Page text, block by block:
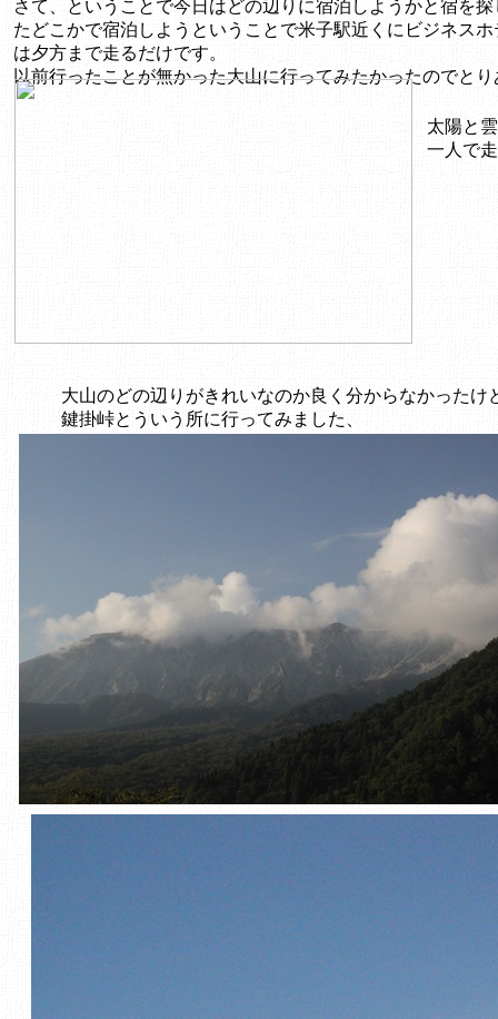
さて、ということで今日はどの辺りに宿泊しようかと宿を
たどこかで宿泊しようということで米子駅近くにビジネス
は夕方まで走るだけです。
以前行ったことが無かった大山に行ってみたかったのでと
太陽と
一人で
大山のどの辺りがきれいなのか良く分からなかったけ
鍵掛峠とういう所に行ってみました、